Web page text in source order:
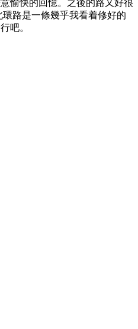
愉快的回憶。之後的路又好很
路是一條幾乎我看着修好的
吧。